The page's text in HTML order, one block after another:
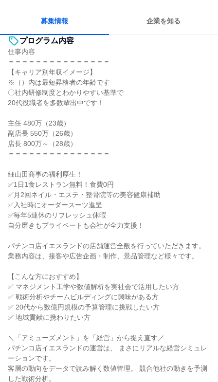
募集情報 企業を知る
プログラム内容
仕事内容
＝＝＝＝＝＝＝＝＝＝＝＝＝＝＝
【キャリア別年収イメージ】
※（）内は最短昇格者の年齢です
〇社内研修制度とわかりやすい基準で
20代役職者を多数輩出中です！
主任 480万（23歳）
副店長 550万（26歳）
店長 800万～（28歳）
＝＝＝＝＝＝＝＝＝＝＝＝＝＝＝
細山田商事の福利厚生！
✅1日1食レストラン無料！食費0円
✅月2回ネイル・エステ・整骨院等の美容健康補助
✅入社時にオーダースーツ進呈
✅毎年5連休のリフレッシュ休暇
自分磨きもプライベートも会社が全力支援！
パチンコ店イエスランドの店舗運営全般を行っていただきます。
業務内容は、接客や広告企画・制作、景品管理など様々です。
【こんな方におすすめ】
✅ マネジメント工学や数値解析を実社会で活用したい方
✅ 戦術分析やチームビルディングに興味がある方
✅ 20代から数億円規模の予算管理に挑戦したい方
✅ 地域貢献に携わりたい方
＼「アミューズメント」を「経営」から捉え直す／
パチンコ店イエスランドの運営は、 まさにリアルな経営シミュレ
ーションです。
客層の動向をデータで読み解く数値管理。 競合他社の動きを予測
した戦術分析。